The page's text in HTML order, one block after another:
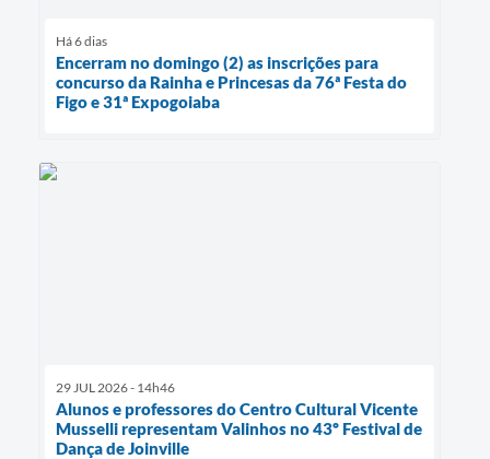
Há 6 dias
Encerram no domingo (2) as inscrições para
concurso da Rainha e Princesas da 76ª Festa do
Figo e 31ª Expogoiaba
29 JUL 2026 - 14h46
Alunos e professores do Centro Cultural Vicente
Musselli representam Valinhos no 43º Festival de
Dança de Joinville